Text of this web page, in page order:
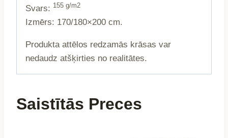
Svars: 155 g/m2
Izmērs: 170/180×200 cm.
Produkta attēlos redzamās krāsas var
nedaudz atšķirties no realitātes.
Saistītās Preces